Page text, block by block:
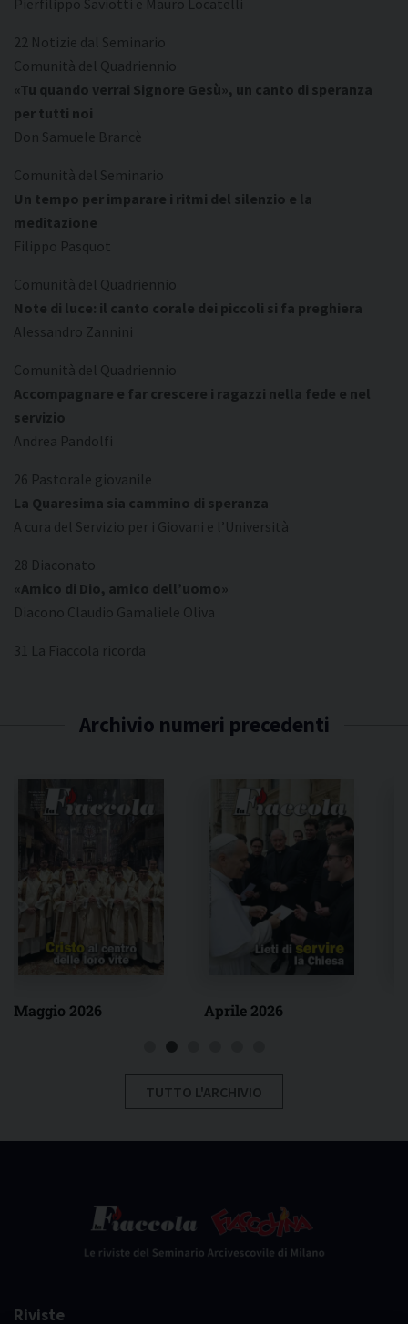
Pierfilippo Saviotti e Mauro Locatelli
22 Notizie dal Seminario
Comunità del Quadriennio
«Tu quando verrai Signore Gesù», un canto di speranza
per tutti noi
Don Samuele Brancè
Comunità del Seminario
Un tempo per imparare i ritmi del silenzio e la
meditazione
Filippo Pasquot
Comunità del Quadriennio
Note di luce: il canto corale dei piccoli si fa preghiera
Alessandro Zannini
Comunità del Quadriennio
Accompagnare e far crescere i ragazzi nella fede e nel
servizio
Andrea Pandolfi
26 Pastorale giovanile
La Quaresima sia cammino di speranza
A cura del Servizio per i Giovani e l’Università
28 Diaconato
«Amico di Dio, amico dell’uomo»
Diacono Claudio Gamaliele Oliva
31 La Fiaccola ricorda
Archivio numeri precedenti
Maggio 2026 Aprile 2026
TUTTO L'ARCHIVIO
Riviste